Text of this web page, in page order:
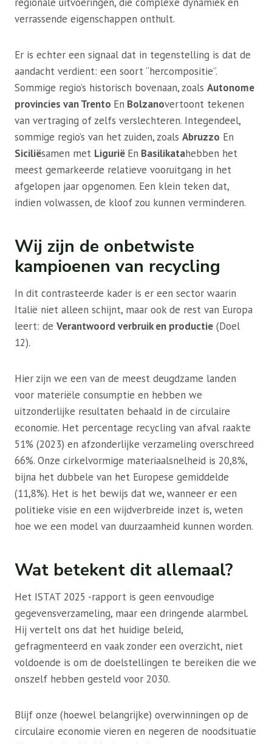
verrassende eigenschappen onthult.
Er is echter een signaal dat in tegenstelling is dat de
aandacht verdient: een soort “hercompositie”.
Sommige regio’s historisch bovenaan, zoals Autonome
provincies van Trento En Bolzanovertoont tekenen
van vertraging of zelfs verslechteren. Integendeel,
sommige regio’s van het zuiden, zoals Abruzzo En
Siciliësamen met Ligurië En Basilikatahebben het
meest gemarkeerde relatieve vooruitgang in het
afgelopen jaar opgenomen. Een klein teken dat,
indien volwassen, de kloof zou kunnen verminderen.
Wij zijn de onbetwiste
kampioenen van recycling
In dit contrasteerde kader is er een sector waarin
Italië niet alleen schijnt, maar ook de rest van Europa
leert: de Verantwoord verbruik en productie (Doel
12).
Hier zijn we een van de meest deugdzame landen
voor materiële consumptie en hebben we
uitzonderlijke resultaten behaald in de circulaire
economie. Het percentage recycling van afval raakte
51% (2023) en afzonderlijke verzameling overschreed
66%. Onze cirkelvormige materiaalsnelheid is 20,8%,
bijna het dubbele van het Europese gemiddelde
(11,8%). Het is het bewijs dat we, wanneer er een
politieke visie en een wijdverbreide inzet is, weten
hoe we een model van duurzaamheid kunnen worden.
Wat betekent dit allemaal?
Het ISTAT 2025 -rapport is geen eenvoudige
gegevensverzameling, maar een dringende alarmbel.
Hij vertelt ons dat het huidige beleid,
gefragmenteerd en vaak zonder een overzicht, niet
voldoende is om de doelstellingen te bereiken die we
onszelf hebben gesteld voor 2030.
Blijf onze (hoewel belangrijke) overwinningen op de
circulaire economie vieren en negeren de noodsituatie